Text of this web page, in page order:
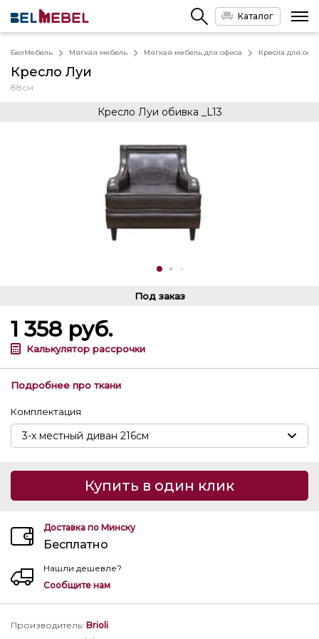
Каталог
БелМебель Мягкая мебель Мягкая мебель для офиса Кресла для
Кресло Луи
88см
Кресло Луи обивка _L13
Под заказ
1 358 руб.
Калькулятор рассрочки
Подробнее про ткани
Комплектация
Купить в один клик
Доставка по Минску
Бесплатно
Нашли дешевле?
Сообщите нам
Производитель: Brioli